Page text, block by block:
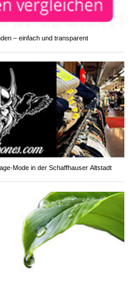
– einfach und transparent
Mode in der Schaffhauser Altstadt